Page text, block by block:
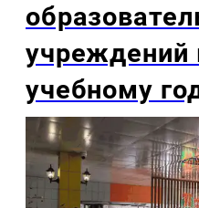
учреждений
учебному